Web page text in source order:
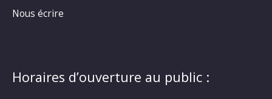
Nous écrire
Horaires d’ouverture au public :